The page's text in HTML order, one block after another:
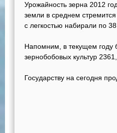
Урожайность зерна 2012
земли в среднем
с легкостью набирали по 38
Напомним, в текущем году
зернобобовых культур
Государству на сегодня